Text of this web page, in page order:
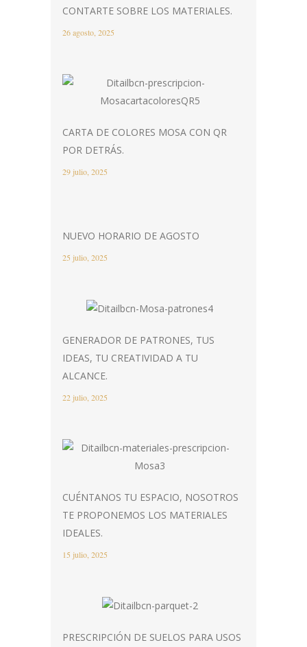
CONTARTE SOBRE LOS MATERIALES.
26 agosto, 2025
CARTA DE COLORES MOSA CON QR
POR DETRÁS.
29 julio, 2025
NUEVO HORARIO DE AGOSTO
25 julio, 2025
GENERADOR DE PATRONES, TUS
IDEAS, TU CREATIVIDAD A TU
ALCANCE.
22 julio, 2025
CUÉNTANOS TU ESPACIO, NOSOTROS
TE PROPONEMOS LOS MATERIALES
IDEALES.
15 julio, 2025
PRESCRIPCIÓN DE SUELOS PARA USOS